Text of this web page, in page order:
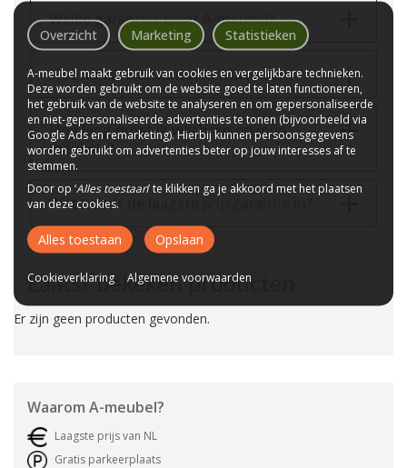
Welke garanties biedt A-meubel?
Hoe kan ik klantenservice bereiken?
Hoe lang moet ik wachten op mijn
meubels?
Wat houdt de laagste prijsgarantie in?
Laatst bekeken producten
Er zijn geen producten gevonden.
Waarom A-meubel?
Laagste prijs van NL
Gratis parkeerplaats
Overzicht Marketing Statistieken
A-meubel maakt gebruik van cookies en vergelijkbare technieken.
Deze worden gebruikt om de website goed te laten functioneren,
het gebruik van de website te analyseren en om gepersonaliseerde
en niet-gepersonaliseerde advertenties te tonen (bijvoorbeeld via
Google Ads en remarketing). Hierbij kunnen persoonsgegevens
worden gebruikt om advertenties beter op jouw interesses af te
stemmen.
Door op ‘Alles toestaan’ te klikken ga je akkoord met het plaatsen
van deze cookies.
Alles toestaan Opslaan
Cookieverklaring Algemene voorwaarden